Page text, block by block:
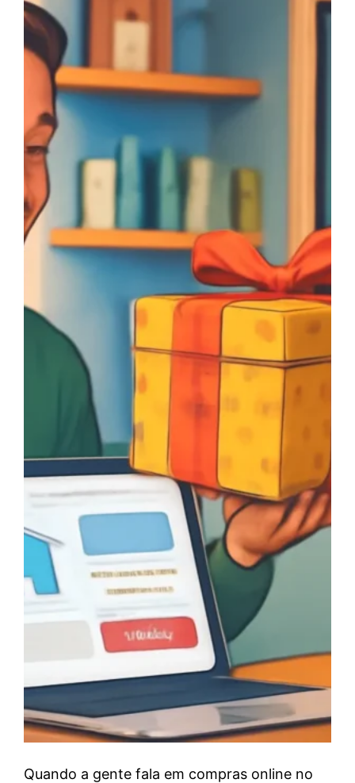
Quando a gente fala em compras online no